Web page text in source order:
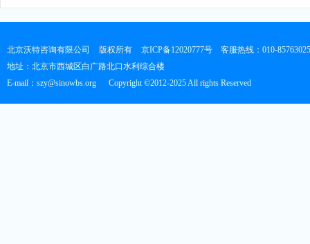
北京沃特咨询有限公司 版权所有 京ICP备12020777号 客服热线：010-85763025
地址：北京市西城区白广路北口水利综合楼
E-mail：szy@sinowbs.org
Copyright ©2012-2025 All rights Reserved